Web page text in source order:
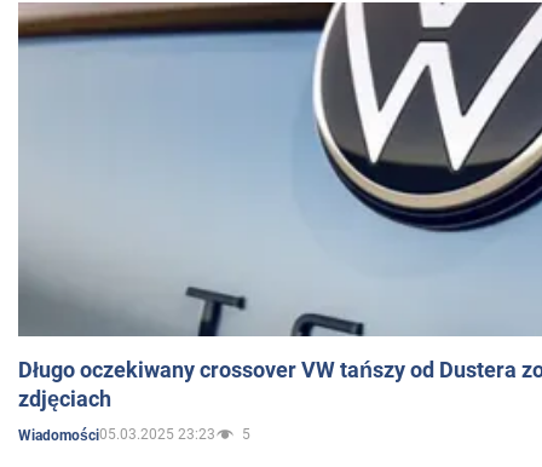
Długo oczekiwany crossover VW tańszy od Dustera
zdjęciach
Wiadomości05.03.2025 23:23 5